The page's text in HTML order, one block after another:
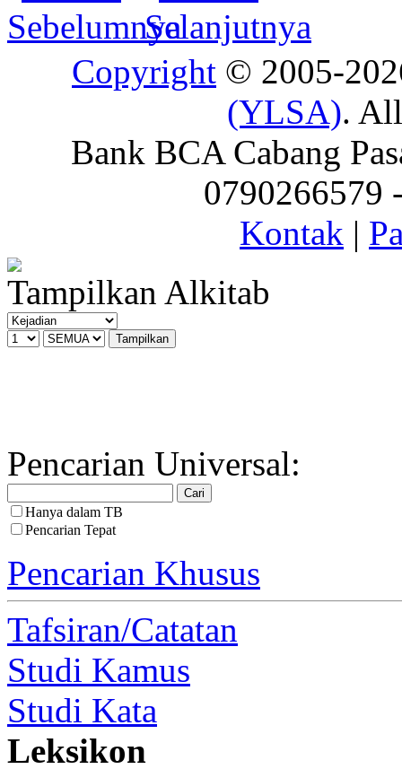
Copyright © 2005-
(YLSA).
Bank BCA Cabang
0790266579
Kontak |
Tampilkan Alkitab
Pencarian Universal:
Hanya dalam TB
Pencarian Tepat
Pencarian Khusus
Tafsiran/Catatan
Studi Kamus
Studi Kata
Leksikon